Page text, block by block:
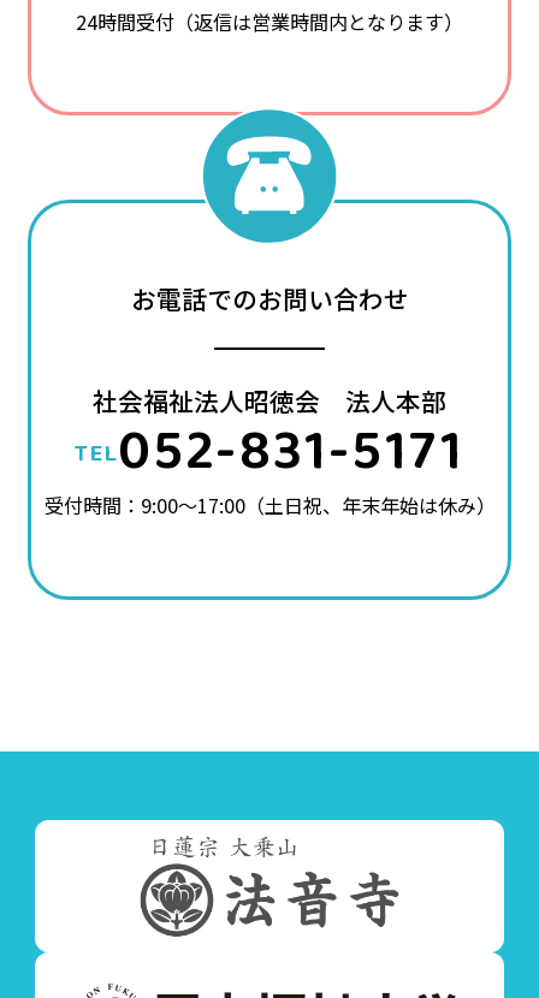
24時間受付（返信は営業時間内となります）
お電話でのお問い合わせ
社会福祉法人昭徳会 法人本部
TEL052-831-5171
受付時間：9:00～17:00（土日祝、年末年始は休み）